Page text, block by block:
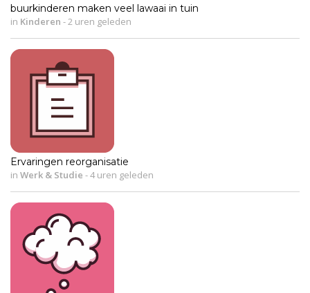
buurkinderen maken veel lawaai in tuin
in Kinderen - 2 uren geleden
Ervaringen reorganisatie
in Werk & Studie -4 uren geleden